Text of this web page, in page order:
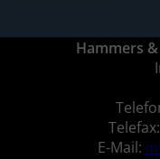
Hammers
E-Mail: